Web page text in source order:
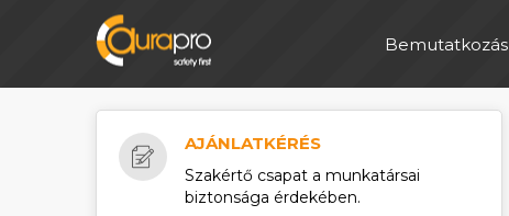
Bemutatkozás
AJÁNLATKÉRÉS
Szakértő csapat a munkatársai
biztonsága érdekében.